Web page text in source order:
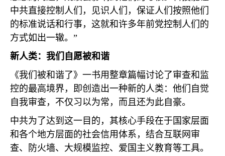
中共直接控制人们，见识人们，保证人们按照他们
的标准说话和行事，这就和许多年前党控制人们的
方式如出一辙。”
新人类：我们自愿被和谐
《我们被和谐了》一书用整章篇幅讨论了审查和监
控的最高境界，即创造出一种新的人类：他们自觉
自我审查，不仅习以为常，而且还为此自豪。
中共为了达到这一目的，其核心手段在于国家层面
和各个地方层面的社会信用体系，结合互联网审
查、防火墙、大规模监控、爱国主义教育等工具。